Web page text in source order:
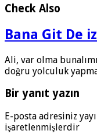
Check Also
Bana Git De
Ali, var olma
doğru yolculuk
Bir yanıt yazın
E-posta adresiniz
işaretlenmişlerdir